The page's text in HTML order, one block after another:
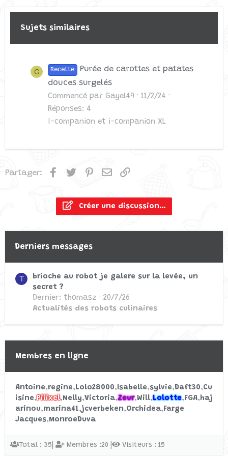
Verdana
Sujets similaires
G Recette
Purée de carottes et patates
douces surgelés
Commencé par Gayel49
11/2/24
Réponses: 4
I-companion et i-companion XL
Partager: FacebookTwitterPinterest
Email
Créer une discussion…
Derniers messages
T
brioche au robot je galere sur la levée, un
secret ?
Dernier: thomasz
20/7/26
Actualités des robots culinaires
Membres en ligne
Antoine regine Lolo28000 Isabelle sylvie Daft30 Cu
isine Piiixel Nelly Victoria Zeur Will Lolotte FGA haj
arinou marina41 jcverbeken Orchidea Farge
Jacques MonroeDuva
Total : 35| Membres :20 | Visiteurs : 15